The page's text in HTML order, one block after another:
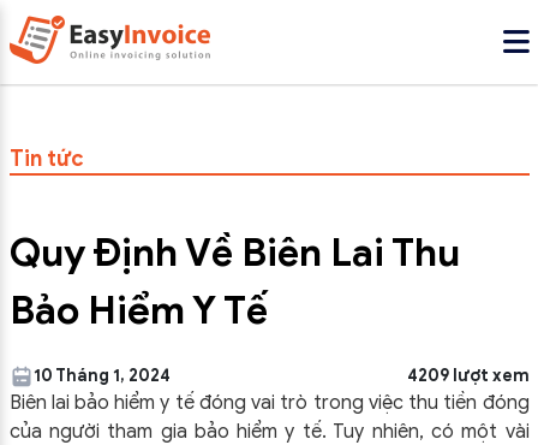
Tin tức
Quy Định Về Biên Lai Thu
Bảo Hiểm Y Tế
10 Tháng 1, 2024 4209 lượt xem
Biên lai bảo hiểm y tế đóng vai trò trong việc thu tiền đóng
của người tham gia bảo hiểm y tế. Tuy nhiên, có một vài